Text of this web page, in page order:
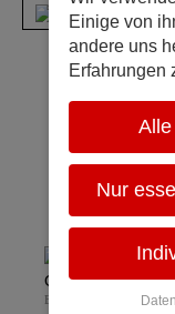
Ohrringe, rosa
Bliss by Zsiska
Einige von
andere uns
Erfahrungen
Nur